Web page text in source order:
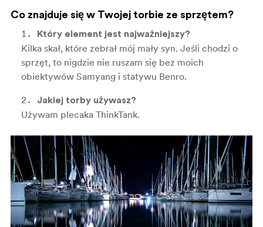
Co znajduje się w Twojej torbie ze sprzętem?
Który element jest najważniejszy?
Kilka skał, które zebrał mój mały syn. Jeśli chodzi o
sprzęt, to nigdzie nie ruszam się bez moich
obiektywów Samyang i statywu Benro.
Jakiej torby używasz?
Używam plecaka ThinkTank.